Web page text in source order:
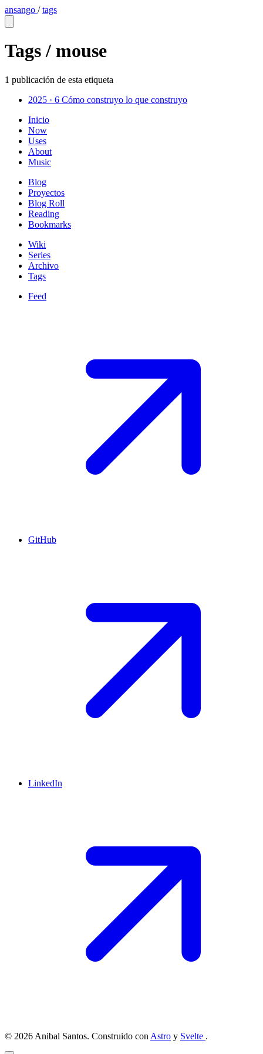
ansango /tags
Tags / mouse
1 publicación de esta etiqueta
2025 · 6 Cómo construyo lo que construyo
Inicio
Now
Uses
About
Music
Blog
Proyectos
Blog Roll
Reading
Bookmarks
Wiki
Series
Archivo
Tags
Feed
GitHub
LinkedIn
© 2026 Anibal Santos. Construido con Astro y Svelte .